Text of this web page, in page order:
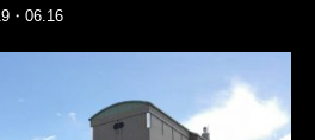
・06.16